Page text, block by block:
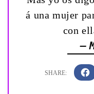
á una mujer
con
—